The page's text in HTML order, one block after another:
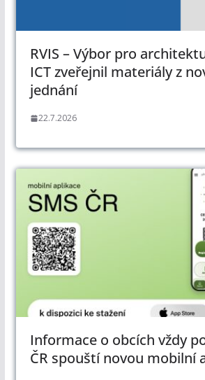
RVIS – Výbor pro
ICT zveřejnil materiály z
jednání
22.7.2026
Informace o obcích vždy
ČR spouští novou mobilní